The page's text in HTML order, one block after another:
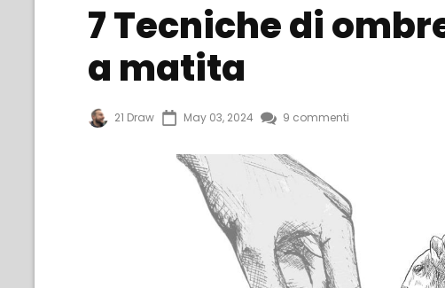
7 Tecniche di
a matita
21 Draw May 03, 2024 9 commenti